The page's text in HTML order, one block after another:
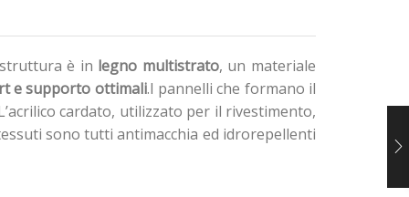
è in legno multistrato, un materiale
e supporto ottimali.I pannelli che formano il
cardato, utilizzato per il rivestimento,
sono tutti antimacchia ed idrorepellenti